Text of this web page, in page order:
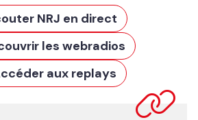
NRJ en direct
les webradios
aux replays